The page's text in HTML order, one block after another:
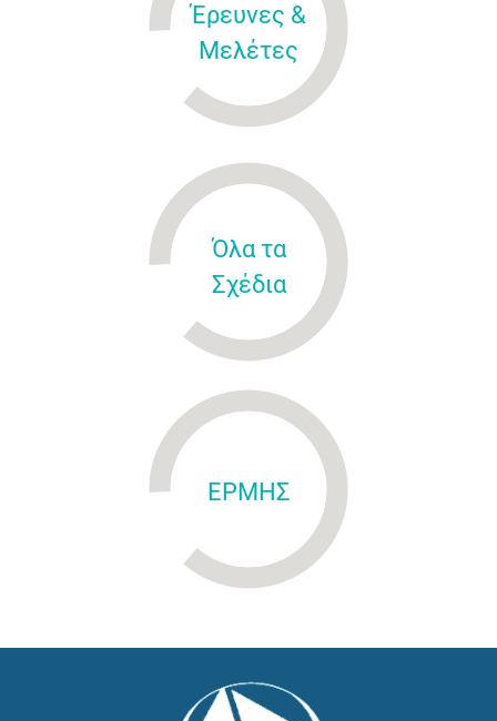
Έρευνες &
Μελέτες
Όλα τα
Σχέδια
ΕΡΜΗΣ